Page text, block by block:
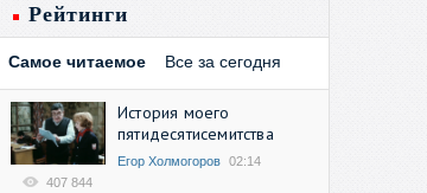
Рейтинги
Самое читаемое Все за сегодня
История моего
пятидесятисемитства
Егор Холмогоров 02:14
407 844